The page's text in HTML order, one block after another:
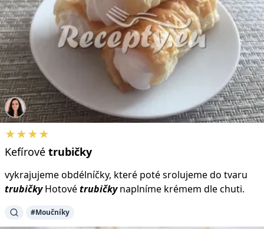
★★★★
Kefírové trubičky
vykrajujeme obdélníčky, které poté srolujeme do tvaru
trubičkyHotovétrubičkynaplníme krémem dle chuti.
#Moučníky